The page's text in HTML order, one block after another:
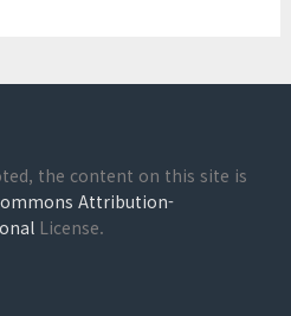
the content on this site is
Attribution-
License.